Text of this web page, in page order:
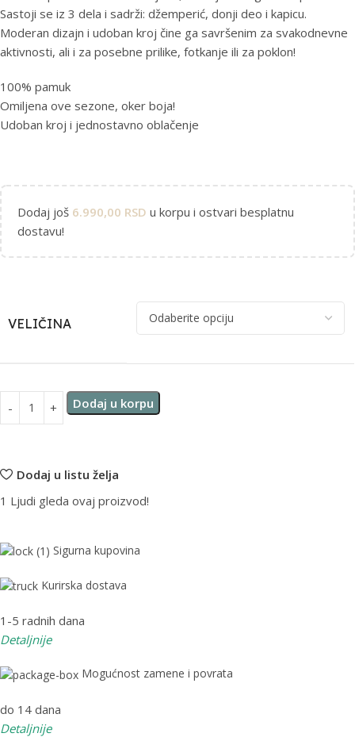
Sastoji se iz 3 dela i sadrži: džemperić, donji deo i kapicu.
Moderan dizajn i udoban kroj čine ga savršenim za svakodnevne
aktivnosti, ali i za posebne prilike, fotkanje ili za poklon!
100% pamuk
Omiljena ove sezone, oker boja!
Udoban kroj i jednostavno oblačenje
Dodaj još 6.990,00 RSD u korpu i ostvari besplatnu
dostavu!
VELIČINA
Dodaj u korpu
Dodaj u listu želja
1 Ljudi gleda ovaj proizvod!
Sigurna kupovina
Kurirska dostava
1-5 radnih dana
Detaljnije
Mogućnost zamene i povrata
do 14 dana
Detaljnije